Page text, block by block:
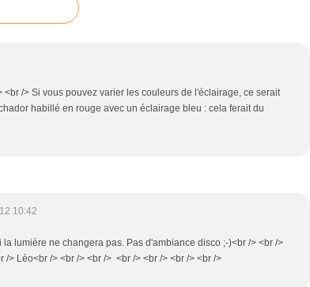
<br /> Si vous pouvez varier les couleurs de l'éclairage, ce serait
habillé en rouge avec un éclairage bleu : cela ferait du
10:42
la lumière ne changera pas. Pas d'ambiance disco ;-)<br /> <br />
/> Léo<br /> <br /> <br /> <br /> <br /> <br /> <br />